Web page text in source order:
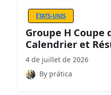
ÉTATS-UNIS
Groupe H Coupe
Calendrier et
4 de juillet de 2026
By prática